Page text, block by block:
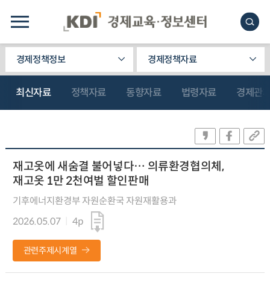
경제정책정보 경제정책자료
최신자료 정책자료 동향자료 법령자료 경제관
재고옷에 새숨결 불어넣다… 의류환경협의체,
재고옷 1만 2천여벌 할인판매
기후에너지환경부 자원순환국 자원재활용과
2026.05.07
4p
관련주제시계열